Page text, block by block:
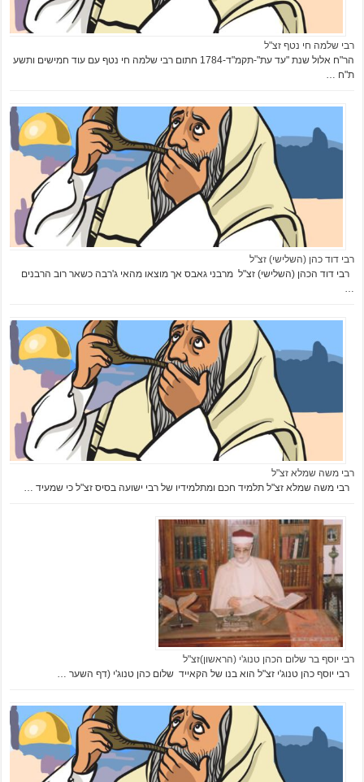
רבי שלמה חי נטף זצ"ל
הר"ח אלול שנת "עד עת"-תקמ"ד-1784 חתום רבי שלמה חי נטף עם עוד חמישים ותשע
ת"ח …
רבי דוד כהן (השלישי) זצ"ל
רבי דוד הכהן (השלישי) זצ"ל מרבני גאבס אך מוצאו מהאי ג'רבה כשאר רוב הרבנים
…
רבי משה שמלא זצ"ל
רבי משה שמלא זצ"ל תלמיד חכם ומתלמידיו של רבי ישועה בסיס זצ"ל כי שמעיד …
רבי יוסף בר שלום הכהן טנוג'י (הראשון)זצ"ל
רבי יוסף כהן טנוג'י זצ"ל הוא בנו של הקאייד שלום כהן טנוג'י (דף השער …